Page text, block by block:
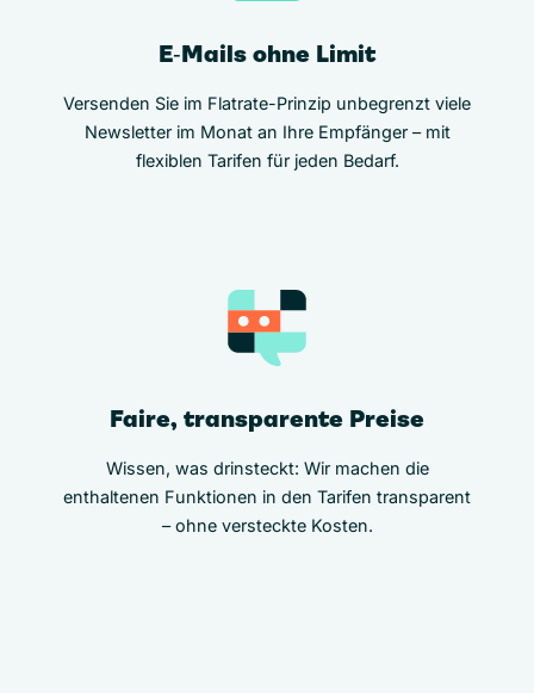
E‑Mails ohne Limit
Versenden Sie im Flatrate-Prinzip unbegrenzt viele
Newsletter im Monat an Ihre Empfänger – mit
flexiblen Tarifen für jeden Bedarf.
Faire, transparente Preise
Wissen, was drinsteckt: Wir machen die
enthaltenen Funktionen in den Tarifen transparent
– ohne versteckte Kosten.